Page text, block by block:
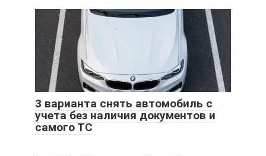
3 варианта снять автомобиль с
учета без наличия документов и
самого ТС